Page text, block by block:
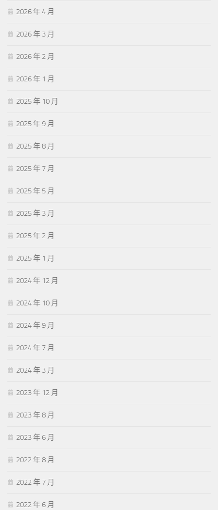
2026 年 4 月
2026 年 3 月
2026 年 2 月
2026 年 1 月
2025 年 10 月
2025 年 9 月
2025 年 8 月
2025 年 7 月
2025 年 5 月
2025 年 3 月
2025 年 2 月
2025 年 1 月
2024 年 12 月
2024 年 10 月
2024 年 9 月
2024 年 7 月
2024 年 3 月
2023 年 12 月
2023 年 8 月
2023 年 6 月
2022 年 8 月
2022 年 7 月
2022 年 6 月